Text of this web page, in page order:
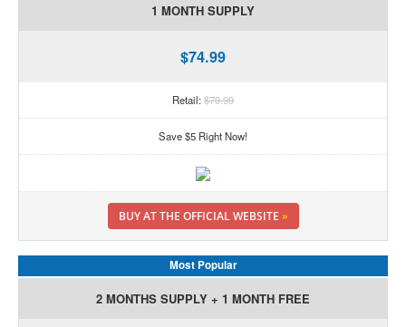
1 MONTH SUPPLY
$74.99
Retail:$79.99
Save $5 Right Now!
BUY AT THE OFFICIAL WEBSITE »
Most Popular
2 MONTHS SUPPLY + 1 MONTH FREE